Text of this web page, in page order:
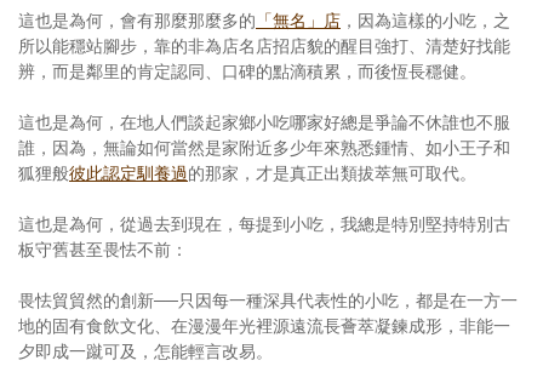
這也是為何，會有那麼那麼多的 「無名」店 ，因為這樣的小吃，之
所以能穩站腳步，靠的非為店名店招店貌的醒目強打、清楚好找能
辨，而是鄰里的肯定認同、口碑的點滴積累，而後恆長穩健。
這也是為何，在地人們談起家鄉小吃哪家好總是爭論不休誰也不服
誰，因為，無論如何當然是家附近多少年來熟悉鍾情、如小王子和
狐狸般彼此認定馴養過的那家，才是真正出類拔萃無可取代。
這也是為何，從過去到現在，每提到小吃，我總是特別堅持特別古
板守舊甚至畏怯不前：
畏怯貿貿然的創新──只因每一種深具代表性的小吃，都是在一方一
地的固有食飲文化、在漫漫年光裡源遠流長薈萃凝鍊成形，非能一
夕即成一蹴可及，怎能輕言改易。